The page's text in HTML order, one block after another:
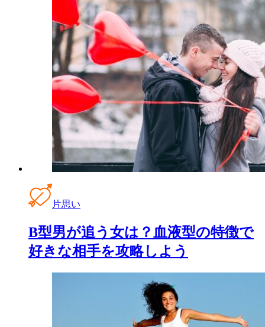
片思い
B型男が追う女は？血液型の特徴で
好きな相手を攻略しよう